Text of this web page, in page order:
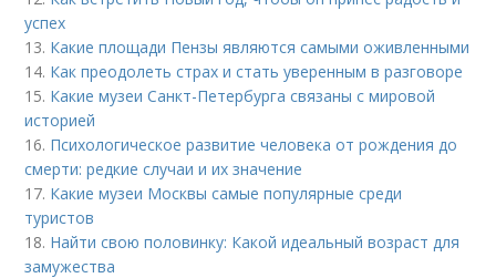
успех
13. Какие площади Пензы являются самыми оживленными
14. Как преодолеть страх и стать уверенным в разговоре
15. Какие музеи Санкт-Петербурга связаны с мировой
историей
16. Психологическое развитие человека от рождения до
смерти: редкие случаи и их значение
17. Какие музеи Москвы самые популярные среди
туристов
18. Найти свою половинку: Какой идеальный возраст для
замужества